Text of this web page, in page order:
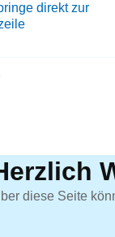
direkt zur
diese Seite